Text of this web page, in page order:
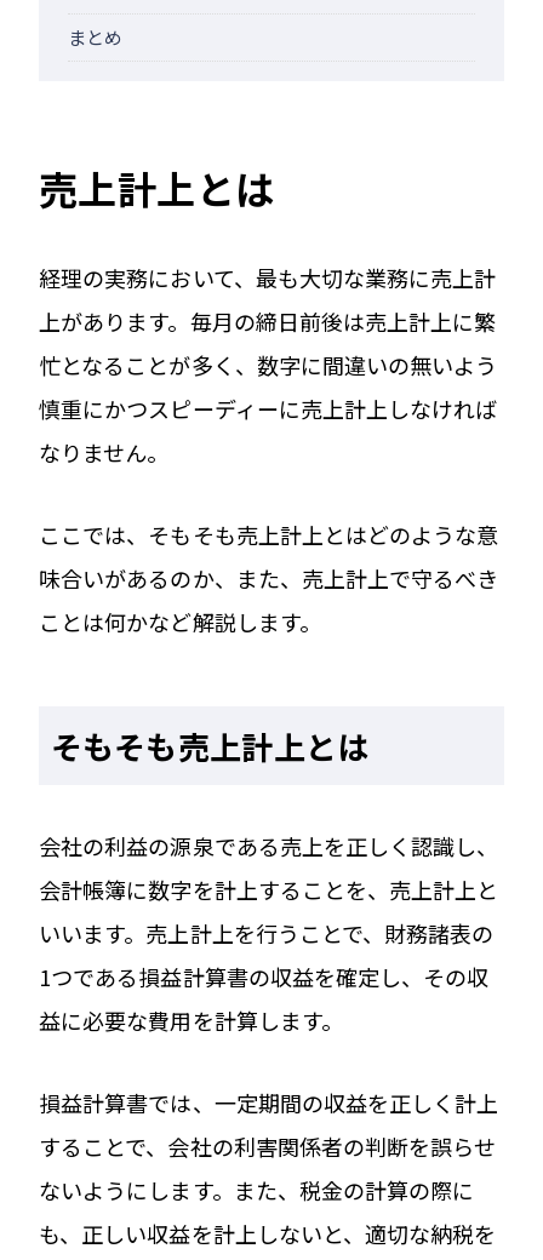
まとめ
売上計上とは
経理の実務において、最も大切な業務に売上計
上があります。毎月の締日前後は売上計上に繁
忙となることが多く、数字に間違いの無いよう
慎重にかつスピーディーに売上計上しなければ
なりません。
ここでは、そもそも売上計上とはどのような意
味合いがあるのか、また、売上計上で守るべき
ことは何かなど解説します。
そもそも売上計上とは
会社の利益の源泉である売上を正しく認識し、
会計帳簿に数字を計上することを、売上計上と
いいます。売上計上を行うことで、財務諸表の
1つである損益計算書の収益を確定し、その収
益に必要な費用を計算します。
損益計算書では、一定期間の収益を正しく計上
することで、会社の利害関係者の判断を誤らせ
ないようにします。また、税金の計算の際に
も、正しい収益を計上しないと、適切な納税を